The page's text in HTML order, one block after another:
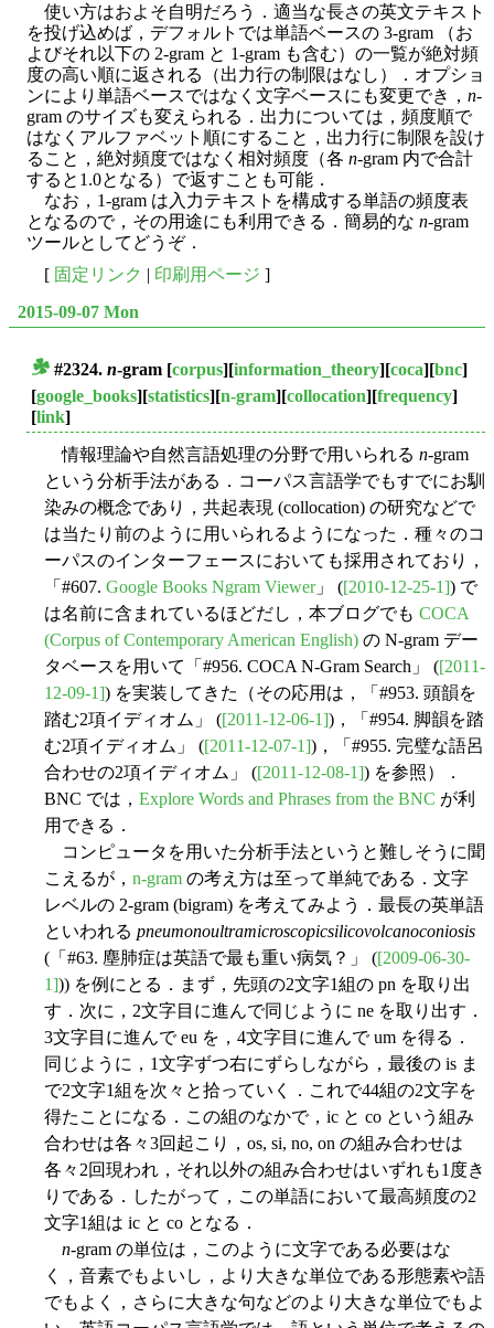
使い方はおよそ自明だろう．適当な長さの英文テキスト
を投げ込めば，デフォルトでは単語ベースの 3-gram （お
よびそれ以下の 2-gram と 1-gram も含む）の一覧が絶対頻
度の高い順に返される（出力行の制限はなし）．オプショ
ンにより単語ベースではなく文字ベースにも変更でき， n-
gram のサイズも変えられる．出力については，頻度順で
はなくアルファベット順にすること，出力行に制限を設け
ること，絶対頻度ではなく相対頻度（各 n-gram 内で合計
すると1.0となる）で返すことも可能．
なお，1-gram は入力テキストを構成する単語の頻度表
となるので，その用途にも利用できる．簡易的な n-gram
ツールとしてどうぞ．
[ 固定リンク | 印刷用ページ ]
2015-09-07 Mon
#2324. n-gram [corpus][information_theory][coca][bnc]
[google_books][statistics][n-gram][collocation][frequency]
[link]
情報理論や自然言語処理の分野で用いられる n-gram
という分析手法がある．コーパス言語学でもすでにお馴
染みの概念であり，共起表現 (collocation) の研究などで
は当たり前のように用いられるようになった．種々のコ
ーパスのインターフェースにおいても採用されており，
「#607. Google Books Ngram Viewer」 ([2010-12-25-1]) で
は名前に含まれているほどだし，本ブログでも COCA
(Corpus of Contemporary American English) の N-gram デー
タベースを用いて「#956. COCA N-Gram Search」 ([2011-
12-09-1]) を実装してきた（その応用は，「#953. 頭韻を
踏む2項イディオム」 ([2011-12-06-1])，「#954. 脚韻を踏
む2項イディオム」 ([2011-12-07-1])，「#955. 完璧な語呂
合わせの2項イディオム」 ([2011-12-08-1]) を参照）．
BNC では， Explore Words and Phrases from the BNC が利
用できる．
コンピュータを用いた分析手法というと難しそうに聞
こえるが， n-gram の考え方は至って単純である．文字
レベルの 2-gram (bigram) を考えてみよう．最長の英単語
といわれる pneumonoultramicroscopicsilicovolcanoconiosis
(「#63. 塵肺症は英語で最も重い病気？」 ([2009-06-30-
1])) を例にとる．まず，先頭の2文字1組の pn を取り出
す．次に，2文字目に進んで同じように ne を取り出す．
3文字目に進んで eu を，4文字目に進んで um を得る．
同じように，1文字ずつ右にずらしながら，最後の is ま
で2文字1組を次々と拾っていく．これで44組の2文字を
得たことになる．この組のなかで，ic と co という組み
合わせは各々3回起こり，os, si, no, on の組み合わせは
各々2回現われ，それ以外の組み合わせはいずれも1度き
りである．したがって，この単語において最高頻度の2
文字1組は ic と co となる．
n-gram の単位は，このように文字である必要はな
く，音素でもよいし，より大きな単位である形態素や語
でもよく，さらに大きな句などのより大きな単位でもよ